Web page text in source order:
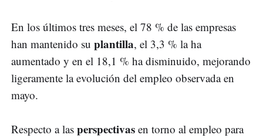
En los últimos tres meses, el 78 % de las empresas
han mantenido su plantilla, el 3,3 % la ha
aumentado y en el 18,1 % ha disminuido, mejorando
ligeramente la evolución del empleo observada en
mayo.
Respecto a las perspectivas en torno al empleo para